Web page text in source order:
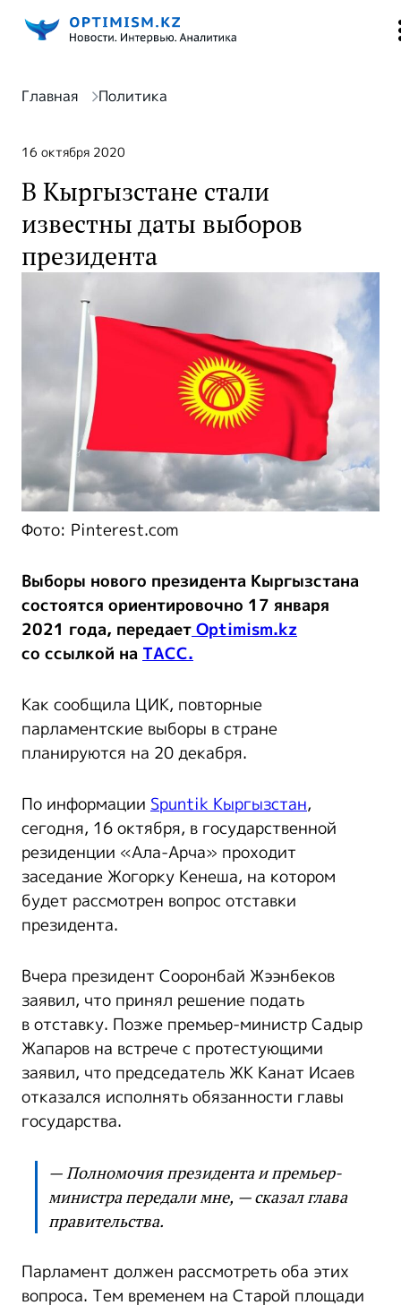
Главная Политика
16 октября 2020
В Кыргызстане стали
известны даты выборов
президента
Фото: Pinterest.com
Выборы нового президента Кыргызстана
состоятся ориентировочно 17 января
2021 года, передаетOptimism.kz
со ссылкой на ТАСС.
Как сообщила ЦИК, повторные
парламентские выборы в стране
планируются на 20 декабря.
По информации Spuntik Кыргызстан,
сегодня, 16 октября, в государственной
резиденции «Ала-Арча» проходит
заседание Жогорку Кенеша, на котором
будет рассмотрен вопрос отставки
президента.
Вчера президент Сооронбай Жээнбеков
заявил, что принял решение подать
в отставку. Позже премьер-министр Садыр
Жапаров на встрече с протестующими
заявил, что председатель ЖК Канат Исаев
отказался исполнять обязанности главы
государства.
— Полномочия президента и премьер-
министра передали мне, — сказал глава
правительства.
Парламент должен рассмотреть оба этих
вопроса. Тем временем на Старой площади